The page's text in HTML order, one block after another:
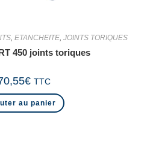
, ETANCHEITE, JOINTS TORIQUES
450 joints toriques
€ TTC
au panier